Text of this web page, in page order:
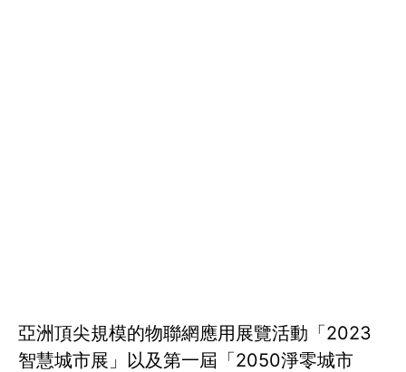
亞洲頂尖規模的物聯網應用展覽活動「2023
智慧城市展」以及第一屆「2050淨零城市